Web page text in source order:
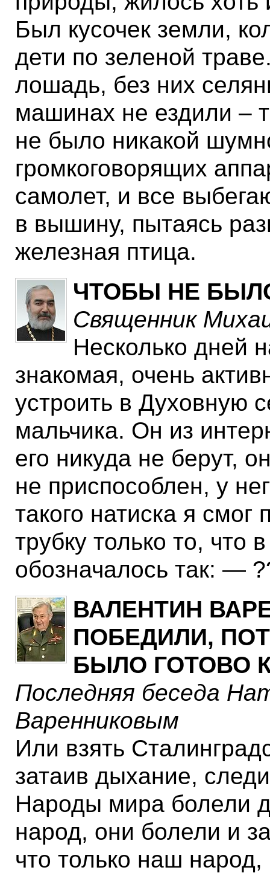
Был кусочек земли,
дети по зеленой
лошадь, без них
машинах не ездили –
не было никакой
громкоговорящих
самолет, и все
в вышину, пытаясь
железная птица.
ЧТОБЫ НЕ
Священник
Несколько дней
знакомая, очень
устроить в Духовную
мальчика. Он из
его никуда не берут,
не приспособлен, у
такого натиска я
трубку только то, что
обозначалось так: —
ВАЛЕНТИН
ПОБЕДИЛИ,
БЫЛО ГОТОВО
Последняя беседа
Варенниковым
Или взять
затаив дыхание,
Народы мира болели
народ, они болели и
что только наш